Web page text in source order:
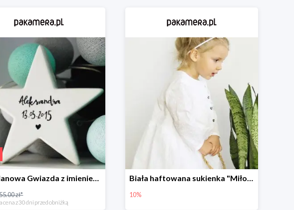
Porcelanowa Gwiazda z imieniem i datą urodzenia dziecka -20%
zł*
cena z 30 dni przed obniżką
Biała haftowana sukienka "Miłość"
10%